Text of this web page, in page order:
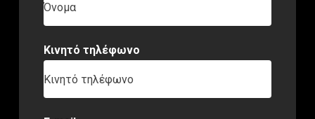
Όνομα
Κινητό τηλέφωνο
Κινητό τηλέφωνο